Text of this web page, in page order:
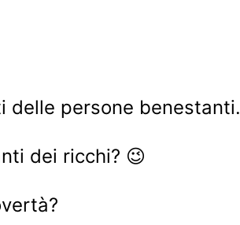
delle persone benestanti.
dei ricchi? 😉